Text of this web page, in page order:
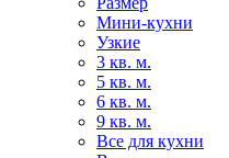
Мини-кухни
Узкие
3 кв. м.
5 кв. м.
6 кв. м.
9 кв. м.
Все для кухни